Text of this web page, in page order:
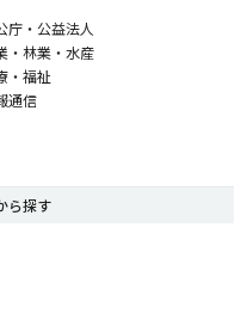
庁・公益法人
・林業・水産
・福祉
通信
ら探す